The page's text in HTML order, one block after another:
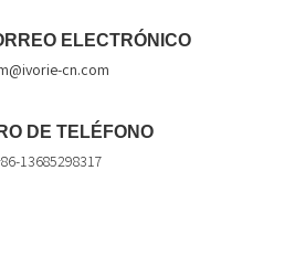
ELECTRÓNICO
cn.com
DE TELÉFONO
13685298317